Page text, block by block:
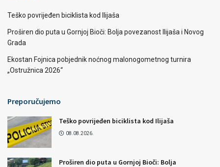
Teško povrijeđen biciklista kod Ilijaša
Proširen dio puta u Gornjoj Bioči: Bolja povezanost Ilijaša i Novog
Grada
Ekostan Fojnica pobjednik noćnog malonogometnog turnira
„Ostružnica 2026“
Preporučujemo
Teško povrijeđen biciklista kod Ilijaša
08.08.2026.
Proširen dio puta u Gornjoj Bioči: Bolja